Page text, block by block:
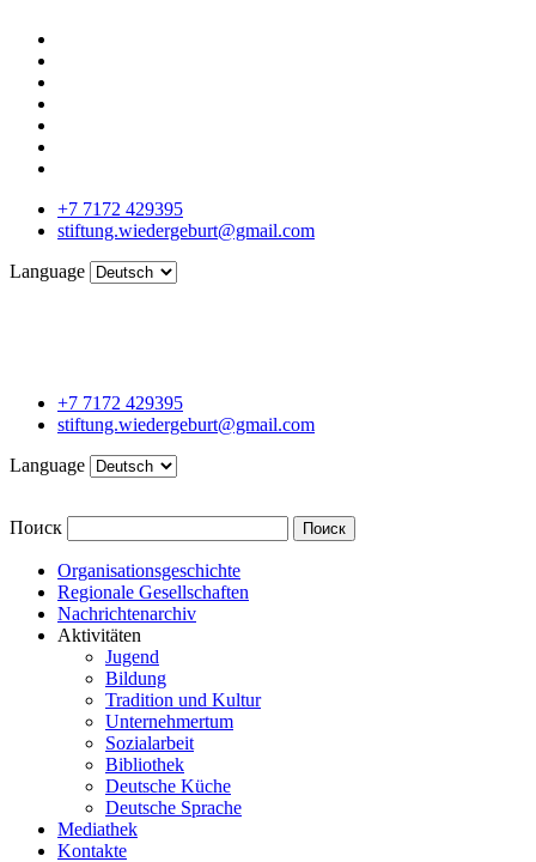
+7 7172 429395
stiftung.wiedergeburt@gmail.com
Language
+7 7172 429395
stiftung.wiedergeburt@gmail.com
Language
Поиск Поиск
Organisationsgeschichte
Regionale Gesellschaften
Nachrichtenarchiv
Aktivitäten
Jugend
Bildung
Tradition und Kultur
Unternehmertum
Sozialarbeit
Bibliothek
Deutsche Küche
Deutsche Sprache
Mediathek
Kontakte